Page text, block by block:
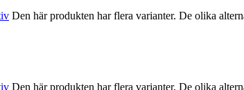
Den här produkten har flera varianter. De olika
Den här produkten har flera varianter. De olika